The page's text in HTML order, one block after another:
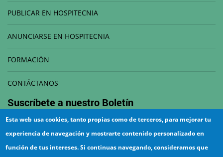
PUBLICAR EN HOSPITECNIA
ANUNCIARSE EN HOSPITECNIA
FORMACIÓN
CONTÁCTANOS
Suscríbete a nuestro Boletín
Esta web usa cookies, tanto propias como de terceros, para mejorar tu
experiencia de navegación y mostrarte contenido personalizado en
función de tus intereses. Si continuas navegando, consideramos que